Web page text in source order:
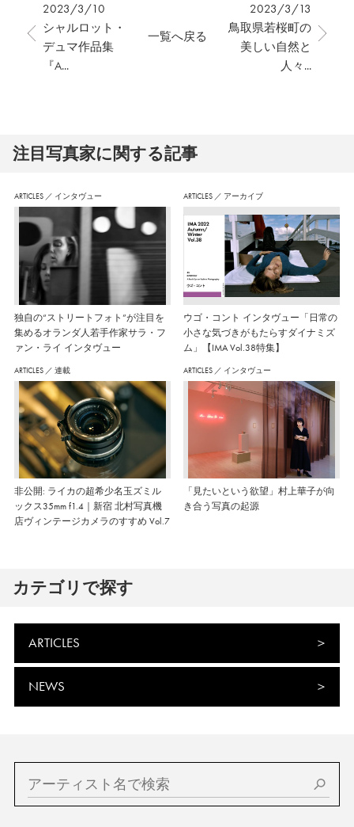
2023/3/10
シャルロット・
デュマ作品集
『A...
2023/3/13
鳥取県若桜町の
美しい自然と
人々...
一覧へ戻る
注⽬写真家に関する記事
ARTICLES ／ インタヴュー
独自の“ストリートフォト”が注目を
集めるオランダ人若手作家サラ・フ
ァン・ライ インタヴュー
ARTICLES ／ アーカイブ
ウゴ・コント インタヴュー「日常の
小さな気づきがもたらすダイナミズ
ム」【IMA Vol.38特集】
ARTICLES ／ 連載
非公開: ライカの超希少名玉ズミル
ックス35mm f1.4｜新宿 北村写真機
店ヴィンテージカメラのすすめ Vol.7
ARTICLES ／ インタヴュー
「見たいという欲望」村上華子が向
き合う写真の起源
カテゴリで探す
ARTICLES
NEWS